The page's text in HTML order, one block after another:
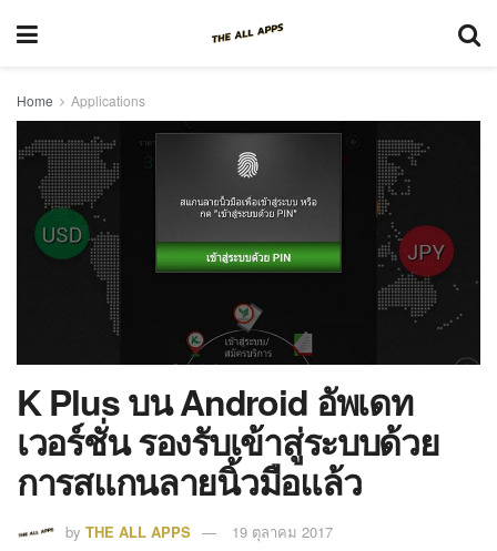
Home Applications
K Plus บน Android อัพเดท
เวอร์ชั่น รองรับเข้าสู่ระบบด้วย
การสแกนลายนิ้วมือแล้ว
by THE ALL APPS 19 ตุลาคม 2017